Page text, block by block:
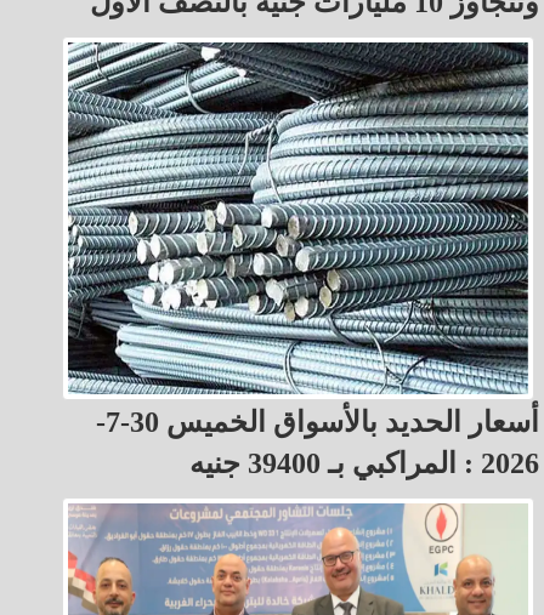
أسعار الحديد بالأسواق الخميس 30-7-
2026 : المراكبي بـ 39400 جنيه